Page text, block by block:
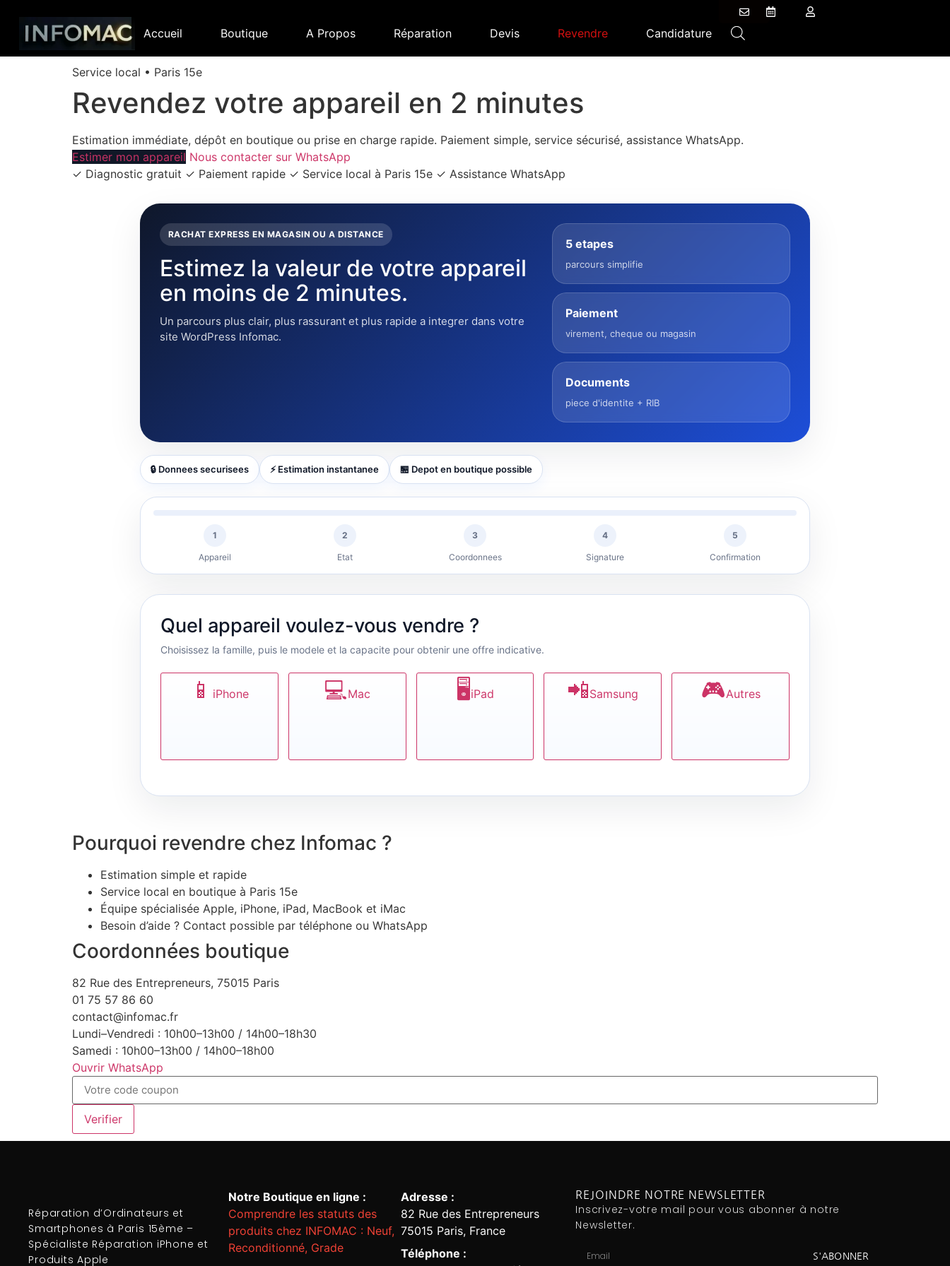
Accueil Boutique A Propos Réparation Devis Revendre Candidature
Service local • Paris 15e
Revendez votre appareil en 2 minutes
Estimation immédiate, dépôt en boutique ou prise en charge rapide. Paiement simple, service sécurisé, assistance WhatsApp.
Estimer mon appareil Nous contacter sur WhatsApp
✓ Diagnostic gratuit ✓ Paiement rapide ✓ Service local à Paris 15e ✓ Assistance WhatsApp
RACHAT EXPRESS EN MAGASIN OU A DISTANCE
Estimez la valeur de votre appareil
en moins de 2 minutes.
Un parcours plus clair, plus rassurant et plus rapide a integrer dans votre
site WordPress Infomac.
5 etapes
parcours simplifie
Paiement
virement, cheque ou magasin
Documents
piece d'identite + RIB
🔒 Donnees securisees ⚡ Estimation instantanee 🏪 Depot en boutique possible
1
Appareil
2
Etat
3
Coordonnees
4
Signature
5
Confirmation
Quel appareil voulez-vous vendre ?
Choisissez la famille, puis le modele et la capacite pour obtenir une offre indicative.
📱 iPhone 💻Mac 🖥️ iPad 📲Samsung 🎮Autres
Pourquoi revendre chez Infomac ?
Estimation simple et rapide
Service local en boutique à Paris 15e
Équipe spécialisée Apple, iPhone, iPad, MacBook et iMac
Besoin d’aide ? Contact possible par téléphone ou WhatsApp
Coordonnées boutique
82 Rue des Entrepreneurs, 75015 Paris
01 75 57 86 60
contact@infomac.fr
Lundi–Vendredi : 10h00–13h00 / 14h00–18h30
Samedi : 10h00–13h00 / 14h00–18h00
Ouvrir WhatsApp
Verifier
Réparation d’Ordinateurs et
Smartphones à Paris 15ème –
Spécialiste Réparation iPhone et
Produits Apple
Notre Boutique en ligne :
Comprendre les statuts des
produits chez INFOMAC : Neuf,
Reconditionné, Grade
Adresse :
82 Rue des Entrepreneurs
75015 Paris, France
Téléphone :
REJOINDRE NOTRE NEWSLETTER
Inscrivez-votre mail pour vous abonner à notre
Newsletter.
S'ABONNER